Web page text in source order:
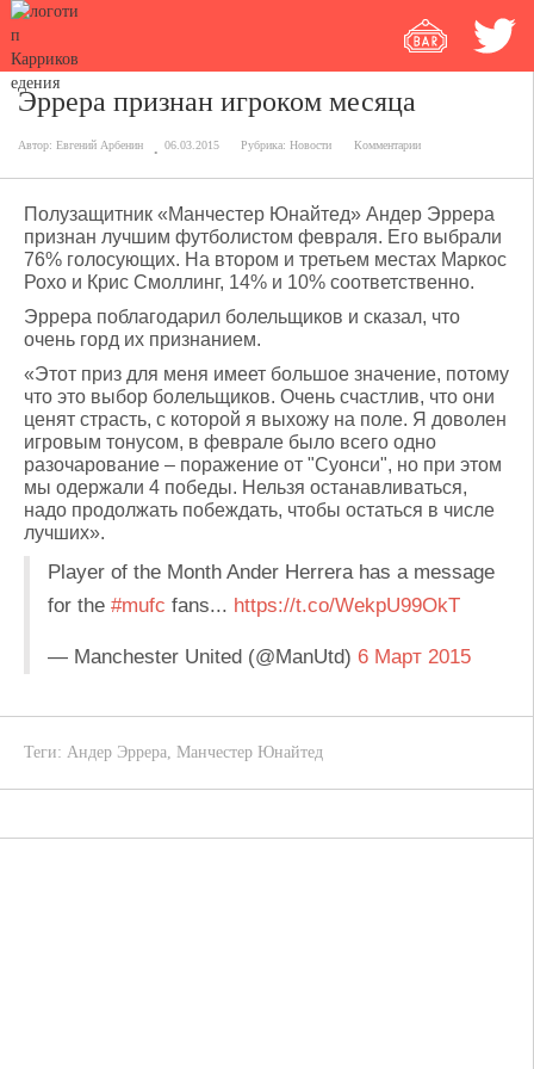
Эррера признан игроком месяца
Автор: Евгений Арбенин 06.03.2015 Рубрика: Новости Комментарии
Полузащитник «Манчестер Юнайтед» Андер Эррера
признан лучшим футболистом февраля. Его выбрали
76% голосующих. На втором и третьем местах Маркос
Рохо и Крис Смоллинг, 14% и 10% соответственно.
Эррера поблагодарил болельщиков и сказал, что
очень горд их признанием.
«Этот приз для меня имеет большое значение, потому
что это выбор болельщиков. Очень счастлив, что они
ценят страсть, с которой я выхожу на поле. Я доволен
игровым тонусом, в феврале было всего одно
разочарование – поражение от "Суонси", но при этом
мы одержали 4 победы. Нельзя останавливаться,
надо продолжать побеждать, чтобы остаться в числе
лучших».
Player of the Month Ander Herrera has a message
for the #mufc fans... https://t.co/WekpU99OkT
— Manchester United (@ManUtd) 6 Март 2015
Теги: Андер Эррера, Манчестер Юнайтед